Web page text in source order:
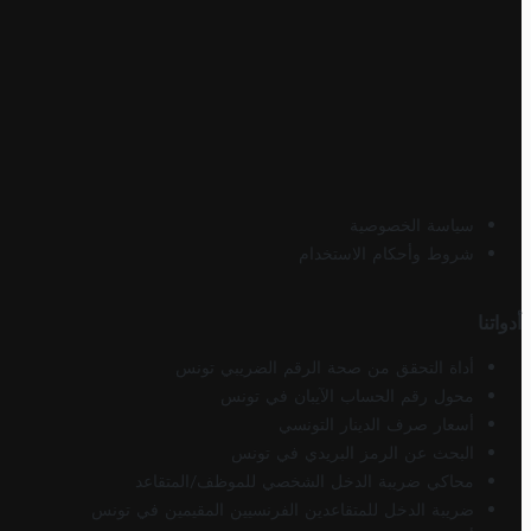
سياسة الخصوصية
شروط وأحكام الاستخدام
أدواتنا
أداة التحقق من صحة الرقم الضريبي تونس
محول رقم الحساب الآيبان في تونس
أسعار صرف الدينار التونسي
البحث عن الرمز البريدي في تونس
محاكي ضريبة الدخل الشخصي للموظف/المتقاعد
ضريبة الدخل للمتقاعدين الفرنسيين المقيمين في تونس